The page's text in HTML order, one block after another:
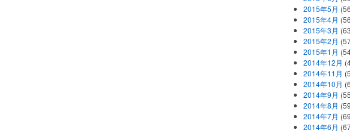
2015年5月
2015年4月
2015年3月
2015年2月
2015年1月
2014年12月
2014年11月
2014年10月
2014年9月
2014年8月
2014年7月
2014年6月